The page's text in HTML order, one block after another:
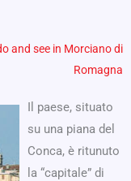
and see in Morciano di
Romagna
Il paese, situato
su una piana del
Conca, è ritunuto
la “capitale” di